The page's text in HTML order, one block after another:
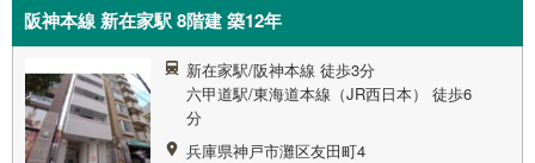
阪神本線 新在家駅 8階建 築12年
新在家駅/阪神本線 徒歩3分
六甲道駅/東海道本線（JR西日本） 徒歩6
分
兵庫県神戸市灘区友田町4